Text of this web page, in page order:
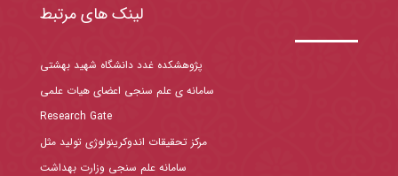
لینک های مرتبط
پژوهشکده غدد دانشگاه شهید بهشتی
سامانه ی علم سنجی اعضای هیات علمی
Research Gate
مرکز تحقیقات اندوکرینولوژی تولید مثل
سامانه علم سنجی وزارت بهداشت